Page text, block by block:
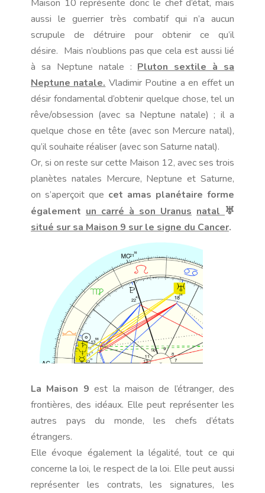
Maison 10 représente donc le chef d’état, mais
aussi le guerrier très combatif qui n’a aucun
scrupule de détruire pour obtenir ce qu’il
désire. Mais n’oublions pas que cela est aussi lié
à sa Neptune natale : Pluton sextile à sa
Neptune natale. Vladimir Poutine a en effet un
désir fondamental d’obtenir quelque chose, tel un
rêve/obsession (avec sa Neptune natale) ; il a
quelque chose en tête (avec son Mercure natal),
qu’il souhaite réaliser (avec son Saturne natal).
Or, si on reste sur cette Maison 12, avec ses trois
planètes natales Mercure, Neptune et Saturne,
on s’aperçoit que cet amas planétaire forme
également un carré à son Uranus natal ♅
situé sur sa Maison 9 sur le signe du Cancer.
La Maison 9 est la maison de l’étranger, des
frontières, des idéaux. Elle peut représenter les
autres pays du monde, les chefs d’états
étrangers.
Elle évoque également la légalité, tout ce qui
concerne la loi, le respect de la loi. Elle peut aussi
représenter les contrats, les signatures, les